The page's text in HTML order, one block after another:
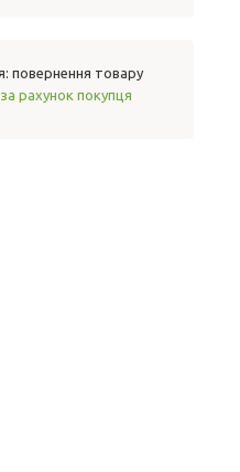
повернення товару
за рахунок покупця